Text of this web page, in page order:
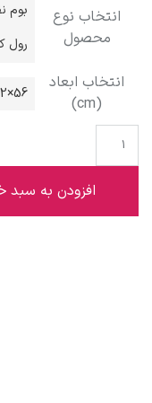
انتخاب نوع
محصول
بوم
رول
انتخاب ابعاد
(cm)
56×42
افزودن به سبد